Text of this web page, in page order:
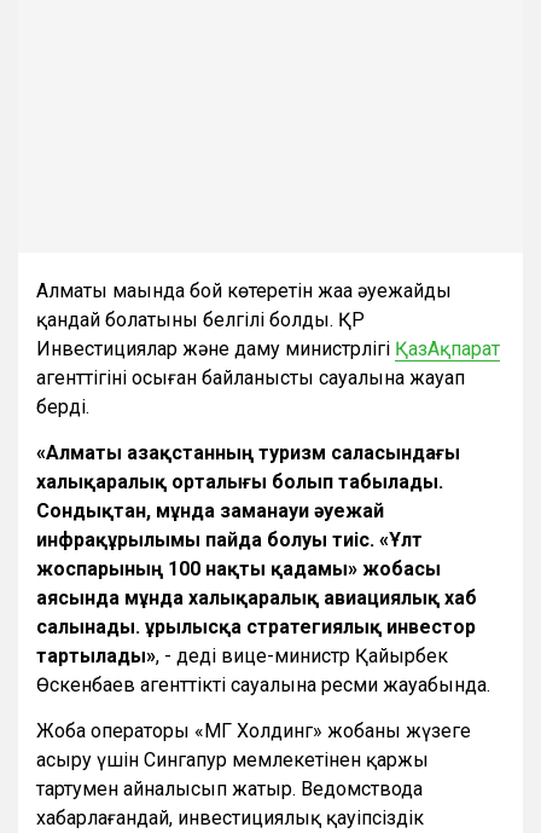
Алматы маңында бой көтеретін жаңа әуежайдың
қандай болатыны белгілі болды. ҚР
Инвестициялар және даму министрлігі ҚазАқпарат
агенттігінің осыған байланысты сауалына жауап
берді.
«Алматы Қазақстанның туризм саласындағы
халықаралық орталығы болып табылады.
Сондықтан, мұнда заманауи әуежай
инфрақұрылымы пайда болуы тиіс. «Ұлт
жоспарының 100 нақты қадамы» жобасы
аясында мұнда халықаралық авиациялық хаб
салынады. Құрылысқа стратегиялық инвестор
тартылады», - деді вице-министр Қайырбек
Өскенбаев агенттіктің сауалына ресми жауабында.
Жоба операторы «МГ Холдинг» жобаны жүзеге
асыру үшін Сингапур мемлекетінен қаржы
тартумен айналысып жатыр. Ведомствода
хабарлағандай, инвестициялық қауіпсіздік